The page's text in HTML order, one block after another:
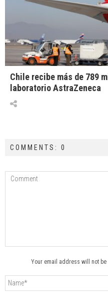
Chile recibe más de 789
laboratorio AstraZeneca
COMMENTS: 0
Your email address will not